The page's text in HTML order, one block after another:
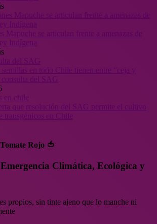
Mapuche se articulan frente a amenazas de
que resolución del SAG permite el cultivo
transgénicos en Chile
Rojo 🍅
Climática, Ecológica y
propios, sin tinte ajeno que lo manche ni